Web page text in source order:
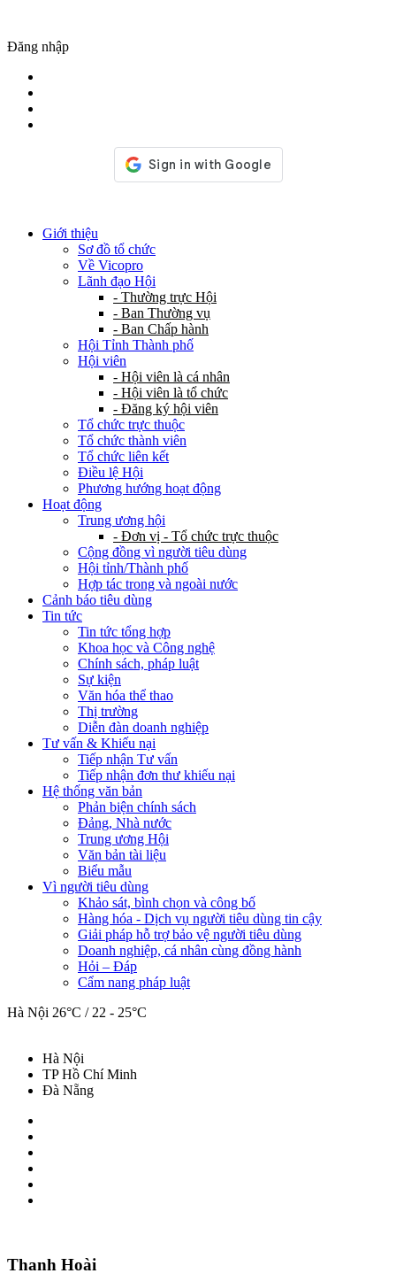
Đăng nhập
Giới thiệu
Sơ đồ tổ chức
Về Vicopro
Lãnh đạo Hội
- Thường trực Hội
- Ban Thường vụ
- Ban Chấp hành
Hội Tỉnh Thành phố
Hội viên
- Hội viên là cá nhân
- Hội viên là tổ chức
- Đăng ký hội viên
Tổ chức trực thuộc
Tổ chức thành viên
Tổ chức liên kết
Điều lệ Hội
Phương hướng hoạt động
Hoạt động
Trung ương hội
- Đơn vị - Tổ chức trực thuộc
Cộng đồng vì người tiêu dùng
Hội tỉnh/Thành phố
Hợp tác trong và ngoài nước
Cảnh báo tiêu dùng
Tin tức
Tin tức tổng hợp
Khoa học và Công nghệ
Chính sách, pháp luật
Sự kiện
Văn hóa thể thao
Thị trường
Diễn đàn doanh nghiệp
Tư vấn & Khiếu nại
Tiếp nhận Tư vấn
Tiếp nhận đơn thư khiếu nại
Hệ thống văn bản
Phản biện chính sách
Đảng, Nhà nước
Trung ương Hội
Văn bản tài liệu
Biểu mẫu
Vì người tiêu dùng
Khảo sát, bình chọn và công bố
Hàng hóa - Dịch vụ người tiêu dùng tin cậy
Giải pháp hỗ trợ bảo vệ người tiêu dùng
Doanh nghiệp, cá nhân cùng đồng hành
Hỏi – Đáp
Cẩm nang pháp luật
Hà Nội 26°C / 22 - 25°C
Hà Nội
TP Hồ Chí Minh
Đà Nẵng
Thanh Hoài